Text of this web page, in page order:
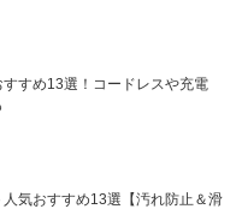
すめ13選！コードレスや充電
気おすすめ13選【汚れ防止＆滑